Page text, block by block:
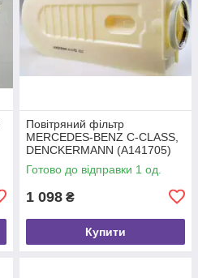
Повітряний фільтр
MERCEDES-BENZ C-CLASS,
DENCKERMANN (A141705)
Готово до відправки 1 од.
1 098 ₴
Купити